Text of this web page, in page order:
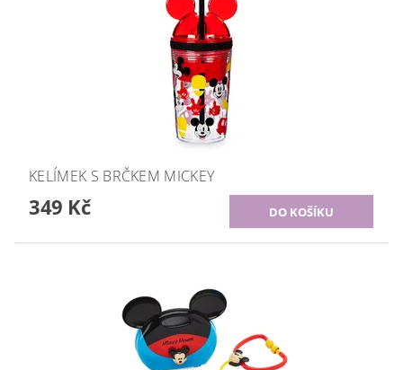
KELÍMEK S BRČKEM MICKEY
349 Kč